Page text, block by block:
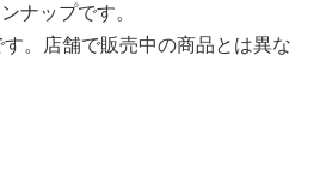
ナップです。
。店舗で販売中の商品とは異な